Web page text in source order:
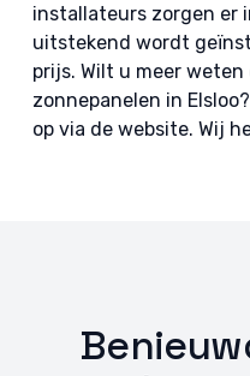
installateurs zorgen er
uitstekend wordt
prijs. Wilt u meer
zonnepanelen in
op via de website. Wij